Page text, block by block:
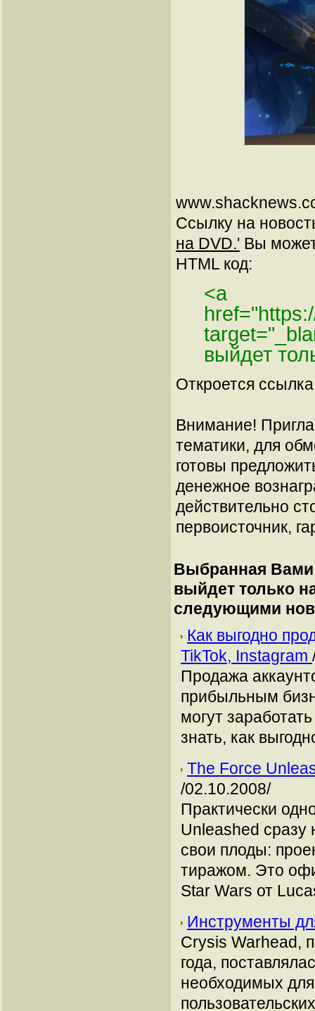
Ссылку на
на DVD.' Вы
HTML код:
<a
выйдет
Откроется
Внимание!
тематики, для
готовы
денежное
действительно
первоисточник,
Выбранная Вами
выйдет только
следующими
Как выгодно
TikTok, Instagram
Продажа
прибыльным
могут
знать, как
The Force
/02.10.2008/
Практически
Unleashed
свои плоды:
тиражом. Это
Star Wars от
Инструменты
Crysis Warhead,
года,
необходимых